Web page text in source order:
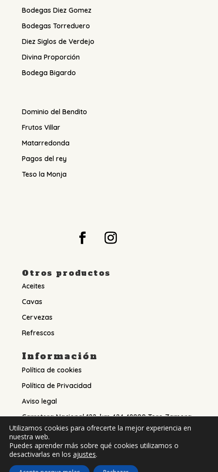
Bodegas Diez Gomez
Bodegas Torreduero
Diez Siglos de Verdejo
Divina Proporción
Bodega Bigardo
Dominio del Bendito
Frutos Villar
Matarredonda
Pagos del rey
Teso la Monja
Otros productos
Aceites
Cavas
Cervezas
Refrescos
Información
Política de cookies
Política de Privacidad
Aviso legal
Carretera Nacional 122, km 424 49800 Toro Zamora
Teléfono: 980 69 11 96
Diseñado con mucho ♥️ y mucho ☕️ por
Raíces
Utilizamos cookies para ofrecerte la mejor experiencia en
nuestra web.
Puedes aprender más sobre qué cookies utilizamos o
desactivarlas en los ajustes.